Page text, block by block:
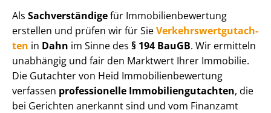
Als Sachverständigefür Im­mo­bi­li­en­be­wer­tung
erstellen und prüfen wir für SieVer­kehrs­wert­gut­ach­
ten in Dahn im Sinne des § 194 BauGB. Wir ermitteln
unabhängig und fair den Marktwert Ihrer Immobilie.
Die Gutachter von Heid Im­mo­bi­li­en­be­wer­tung
verfassen professionelle Im­mo­bi­li­en­gut­ach­ten, die
bei Gerichten anerkannt sind und vom Finanzamt